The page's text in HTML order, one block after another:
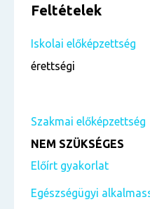
Feltételek
Iskolai előképzettség
érettségi
Szakmai előképzettség
NEM SZÜKSÉGES
Előírt gyakorlat
Egészségügyi